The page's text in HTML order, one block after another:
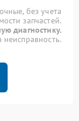
без учета
запчастей.
диагностику.